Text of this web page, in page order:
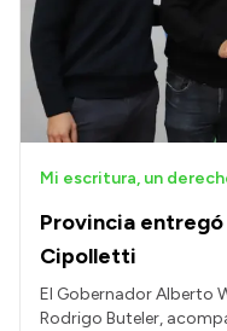
Provincia
Cipolletti
Mi escritura, un
El Gobernador Alberto
Rodrigo Buteler,